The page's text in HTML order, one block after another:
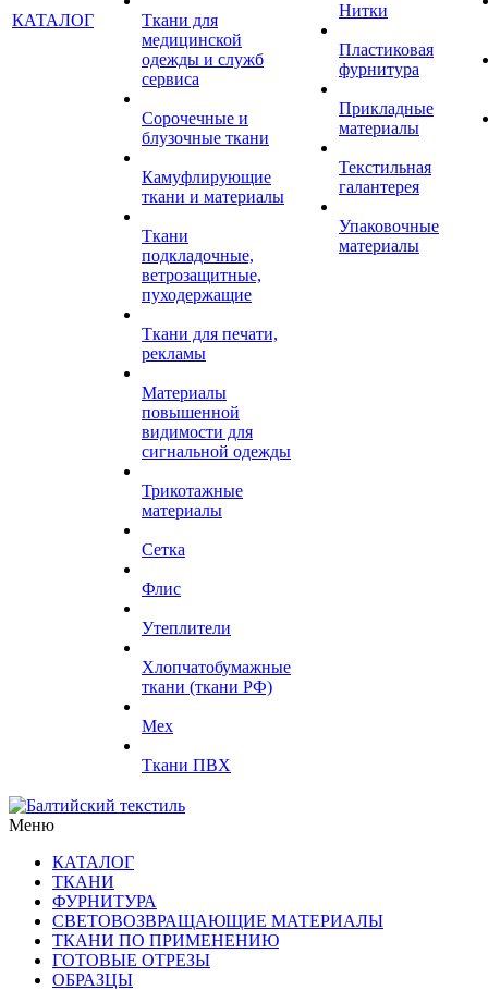
КАТАЛОГ
Ткани для
медицинской
одежды и служб
сервиса
Сорочечные и
блузочные ткани
Камуфлирующие
ткани и материалы
Ткани
подкладочные,
ветрозащитные,
пуходержащие
Ткани для печати,
рекламы
Материалы
повышенной
видимости для
сигнальной одежды
Трикотажные
материалы
Сетка
Флис
Утеплители
Хлопчатобумажные
ткани (ткани РФ)
Мех
Ткани ПВХ
Нитки
Пластиковая
фурнитура
Прикладные
материалы
Текстильная
галантерея
Упаковочные
материалы
Меню
КАТАЛОГ
ТКАНИ
ФУРНИТУРА
СВЕТОВОЗВРАЩАЮЩИЕ МАТЕРИАЛЫ
ТКАНИ ПО ПРИМЕНЕНИЮ
ГОТОВЫЕ ОТРЕЗЫ
ОБРАЗЦЫ